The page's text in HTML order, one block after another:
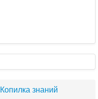
Копилка знаний